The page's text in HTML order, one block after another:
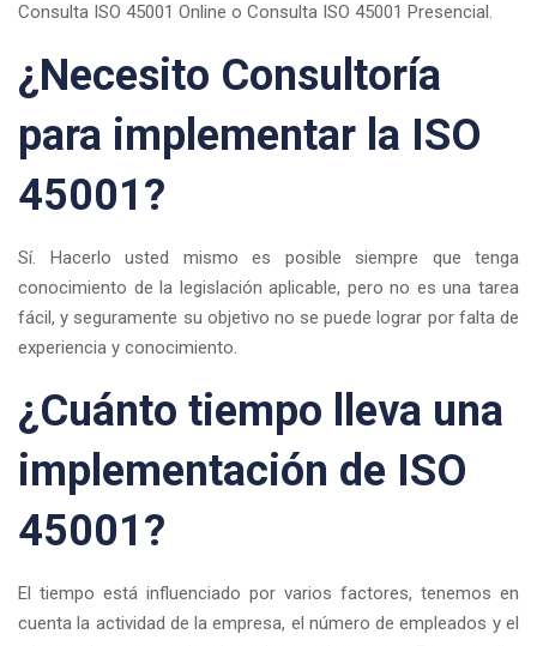
Consulta ISO 45001 Online o Consulta ISO 45001 Presencial.
¿Necesito Consultoría
para implementar la ISO
45001?
Sí. Hacerlo usted mismo es posible siempre que tenga
conocimiento de la legislación aplicable, pero no es una tarea
fácil, y seguramente su objetivo no se puede lograr por falta de
experiencia y conocimiento.
¿Cuánto tiempo lleva una
implementación de ISO
45001?
El tiempo está influenciado por varios factores, tenemos en
cuenta la actividad de la empresa, el número de empleados y el